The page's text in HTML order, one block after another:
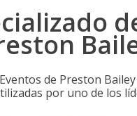
de Preston
por uno de los